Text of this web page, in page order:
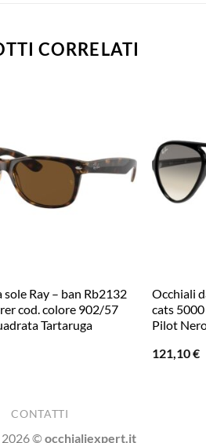
CORRELATI
sole Ray – ban Rb2132
cod. colore 902/57
Tartaruga
Occhiali
cats
Pilot
121,10€
CONTATTI
©occhialiexpert.it